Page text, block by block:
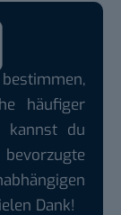
häufiger
kannst du
Dank!